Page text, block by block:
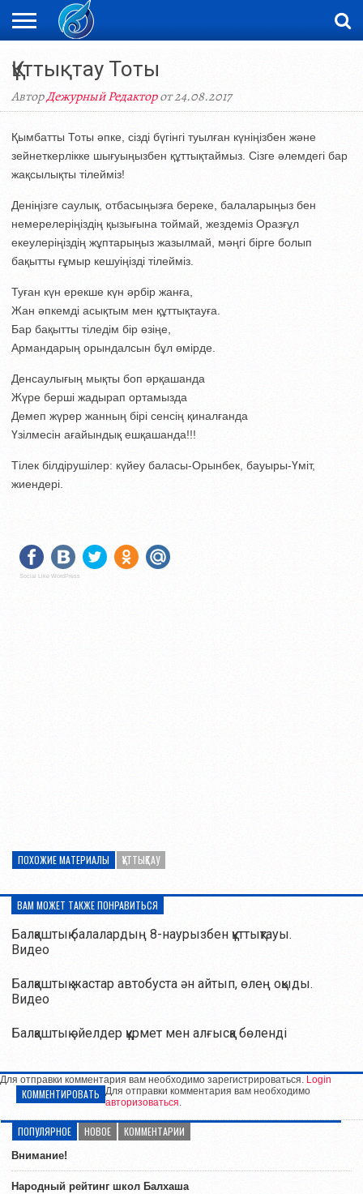
НОВОСТИ
ВИДЕО
ФОТОРЕПОРТАЖИ
ОРКЕН
Құттықтау Тоты
АвторДежурный Редакторот 24.08.2017
Қымбатты Тоты әпке, сізді бүгінгі туылған күніңізбен және
зейнеткерлікке шығуыңызбен құттықтаймыз. Сізге әлемдегі бар
жақсылықты тілейміз!
Деніңізге саулық, отбасыңызға береке, балаларыңыз бен
немерелеріңіздің қызығына тоймай, жездеміз Оразғұл
екеулеріңіздің жұптарыңыз жазылмай, мәңгі бірге болып
бақытты ғұмыр кешуіңізді тілейміз.
Туған күн ерекше күн әрбір жанға,
Жан әпкемді асықтым мен құттықтауға.
Бар бақытты тіледім бір өзіңе,
Армандарың орындалсын бұл өмірде.
Денсаулығың мықты боп әрқашанда
Жүре берші жадырап ортамызда
Демеп жүрер жанның бірі сенсің қиналғанда
Үзілмесін ағайындық ешқашанда!!!
Тілек білдірушілер: күйеу баласы-Орынбек, бауыры-Үміт,
жиендері.
Social Like WordPress
ПОХОЖИЕ МАТЕРИАЛЫ ҚҰТТЫҚТАУ
ВАМ МОЖЕТ ТАКЖЕ ПОНРАВИТЬСЯ
Балқаштық балалардың 8-наурызбен құттықтауы.
Видео
Балқаштық жастар автобуста ән айтып, өлең оқыды.
Видео
Балқаштық әйелдер құрмет мен алғысқа бөленді
Для отправки комментария вам необходимо зарегистрироваться. Login
КОММЕНТИРОВАТЬ Для отправки комментария вам необходимо
авторизоваться.
ПОПУЛЯРНОЕ НОВОЕ КОММЕНТАРИИ
Внимание!
Народный рейтинг школ Балхаша